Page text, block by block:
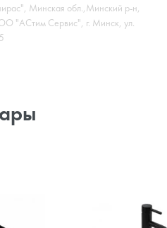
Минская обл.,Минский р-н,
"АСтим Сервис", г. Минск, ул.